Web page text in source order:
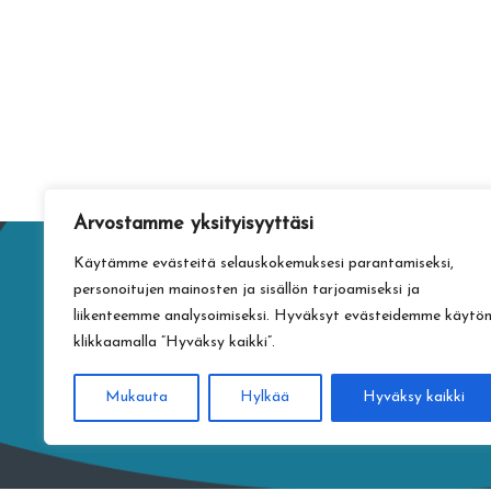
Arvostamme yksityisyyttäsi
Käytämme evästeitä selauskokemuksesi parantamiseksi,
personoitujen mainosten ja sisällön tarjoamiseksi ja
liikenteemme analysoimiseksi. Hyväksyt evästeidemme käytön
klikkaamalla ”Hyväksy kaikki”.
Mukauta Hylkää Hyväksy kaikki